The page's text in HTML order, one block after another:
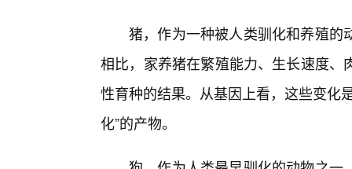
猪，作为一种被人类驯化和养殖的
相比，家养猪在繁殖能力、生长速度
性育种的结果。从基因上看，这些变化
化”的产物。